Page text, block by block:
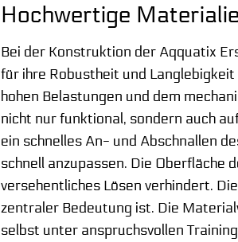
Hochwertige
Bei der Konstruktion der Aqquatix
für ihre Robustheit und
hohen Belastungen und dem
nicht nur funktional, sondern auch
ein schnelles An- und Abschnallen
schnell anzupassen. Die Oberfläche
versehentliches Lösen verhindert.
zentraler Bedeutung ist. Die
selbst unter anspruchsvollen